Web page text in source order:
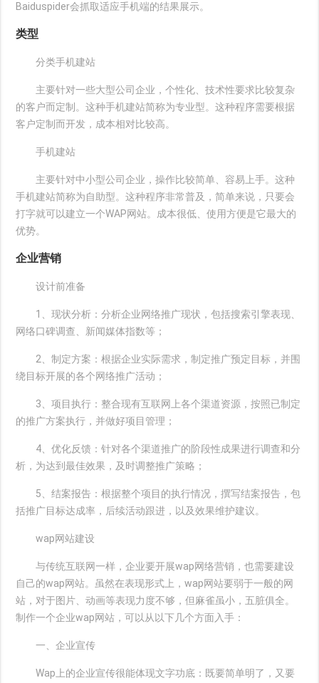
Baiduspider会抓取适应手机端的结果展示。
类型
分类手机建站
主要针对一些大型公司企业，个性化、技术性要求比较复杂
的客户而定制。这种手机建站简称为专业型。这种程序需要根据
客户定制而开发，成本相对比较高。
手机建站
主要针对中小型公司企业，操作比较简单、容易上手。这种
手机建站简称为自助型。这种程序非常普及，简单来说，只要会
打字就可以建立一个WAP网站。成本很低、使用方便是它最大的
优势。
企业营销
设计前准备
1、现状分析：分析企业网络推广现状，包括搜索引擎表现、
网络口碑调查、新闻媒体指数等；
2、制定方案：根据企业实际需求，制定推广预定目标，并围
绕目标开展的各个网络推广活动；
3、项目执行：整合现有互联网上各个渠道资源，按照已制定
的推广方案执行，并做好项目管理；
4、优化反馈：针对各个渠道推广的阶段性成果进行调查和分
析，为达到最佳效果，及时调整推广策略；
5、结案报告：根据整个项目的执行情况，撰写结案报告，包
括推广目标达成率，后续活动跟进，以及效果维护建议。
wap网站建设
与传统互联网一样，企业要开展wap网络营销，也需要建设
自己的wap网站。虽然在表现形式上，wap网站要弱于一般的网
站，对于图片、动画等表现力度不够，但麻雀虽小，五脏俱全。
制作一个企业wap网站，可以从以下几个方面入手：
一、企业宣传
Wap上的企业宣传很能体现文字功底：既要简单明了，又要